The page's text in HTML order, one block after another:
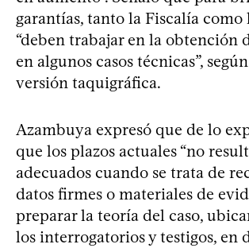
garantías, tanto la Fiscalía como
“deben trabajar en la obtención
en algunos casos técnicas”,
versión taquigráfica.
Azambuya expresó que de lo
que los plazos actuales “no
adecuados cuando se trata de
datos firmes o materiales de
preparar la teoría del caso,
los interrogatorios y testigos, en